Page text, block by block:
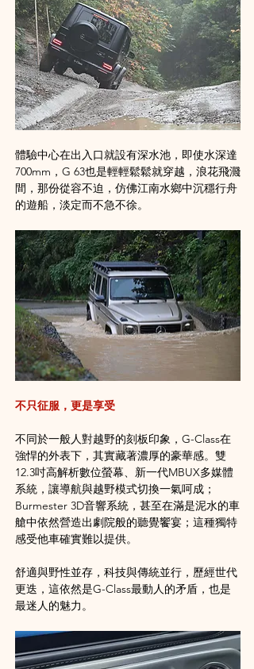
體驗中心在出入口就設有深水池，即使水深達
700mm，G 63也是輕輕鬆鬆就穿越，浪花飛濺
間，那份從容不迫，仿佛江南水鄉中沉穩行舟
的遊船，淡定而不急不徐。
不只征服，更是享受
不同於一般人對越野的刻板印象，G-Class在
強悍的外表下，其實藏著濃厚的豪華感。雙
12.3吋高解析數位螢幕、新一代MBUX多媒體
系統，讓導航與越野模式切換一氣呵成；
Burmester 3D音響系統，甚至在滿是泥水的車
艙中依然營造出劇院般的聽覺饗宴​；這種獨特
感受他車確實難以提供。
舒適與野性並存，科技與傳統並行，歷經世代
更迭，這依然是G-Class最動人的矛盾，也是
最迷人的魅力。